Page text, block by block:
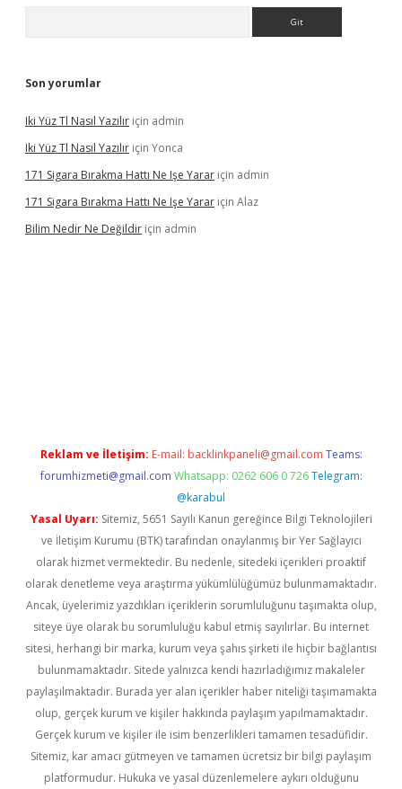
Son yorumlar
Iki Yüz Tl Nasıl Yazılır için admin
Iki Yüz Tl Nasıl Yazılır için Yonca
171 Sigara Bırakma Hattı Ne Işe Yarar için admin
171 Sigara Bırakma Hattı Ne Işe Yarar için Alaz
Bilim Nedir Ne Değildir için admin
Reklam ve İletişim: E-mail: backlinkpaneli@gmail.com Teams:
forumhizmeti@gmail.com Whatsapp: 0262 606 0 726 Telegram:
@karabul
Yasal Uyarı: Sitemiz, 5651 Sayılı Kanun gereğince Bilgi Teknolojileri
ve İletişim Kurumu (BTK) tarafından onaylanmış bir Yer Sağlayıcı
olarak hizmet vermektedir. Bu nedenle, sitedeki içerikleri proaktif
olarak denetleme veya araştırma yükümlülüğümüz bulunmamaktadır.
Ancak, üyelerimiz yazdıkları içeriklerin sorumluluğunu taşımakta olup,
siteye üye olarak bu sorumluluğu kabul etmiş sayılırlar. Bu internet
sitesi, herhangi bir marka, kurum veya şahıs şirketi ile hiçbir bağlantısı
bulunmamaktadır. Sitede yalnızca kendi hazırladığımız makaleler
paylaşılmaktadır. Burada yer alan içerikler haber niteliği taşımamakta
olup, gerçek kurum ve kişiler hakkında paylaşım yapılmamaktadır.
Gerçek kurum ve kişiler ile isim benzerlikleri tamamen tesadüfidir.
Sitemiz, kar amacı gütmeyen ve tamamen ücretsiz bir bilgi paylaşım
platformudur. Hukuka ve yasal düzenlemelere aykırı olduğunu